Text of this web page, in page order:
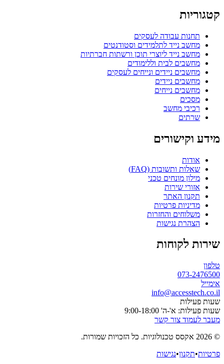
קטגוריות
תחנות עבודה לעסקים
מחשב נייד לתלמידים וסטודנטים
מחשב נייד ליוצרי תוכן ורשתות חברתיות
מחשבים לבית וללימודים
מחשבים ניידים ונייחים לעסקים
מחשבים ניידים
מחשבים נייחים
מסכים
רכיבי מחשב
שרתים
מידע וקישורים
אודות
שאלות ותשובות (FAQ)
מילון מונחים טכני
אזורי שירות
תקנון האתר
מדיניות פרטיות
משלוחים והחזרות
הצהרת נגישות
שירות לקוחות
טלפון
073-2476500
אימייל
info@accesstech.co.il
שעות פעילות
שעות פעילות: א'-ה' 9:00-18:00
מעבר לעמוד צור קשר
© 2026 אקסס טכנולוגיות. כל הזכויות שמורות.
פרטיות•תקנון•נגישות